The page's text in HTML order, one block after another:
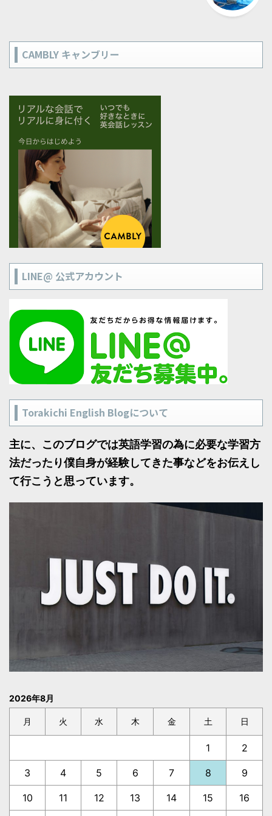
CAMBLY キャンブリー
LINE@ 公式アカウント
Torakichi English Blogについて
主に、このブログでは英語学習の為に必要な学習方
法だったり僕自身が経験してきた事などをお伝えし
て行こうと思っています。
2026年8月
月 火 水 木 金 土 日
1 2
3 4 5 6 7 8 9
10 11 12 13 14 15 16